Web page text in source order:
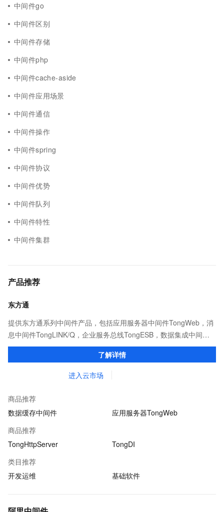
中间件go
中间件区别
中间件存储
中间件php
中间件cache-aside
中间件应用场景
中间件通信
中间件操作
中间件spring
中间件协议
中间件优势
中间件队列
中间件特性
中间件集群
产品推荐
东方通
提供东方通系列中间件产品，包括应用服务器中间件TongWeb，消
息中间件TongLINK/Q，企业服务总线TongESB，数据集成中间件
TongDI，智能运维管理平台TongOps，安全防护平台TongASDP。
了解详情
进入云市场
商品推荐
数据缓存中间件
应用服务器TongWeb
商品推荐
TongHttpServer
TongDI
类目推荐
开发运维
基础软件